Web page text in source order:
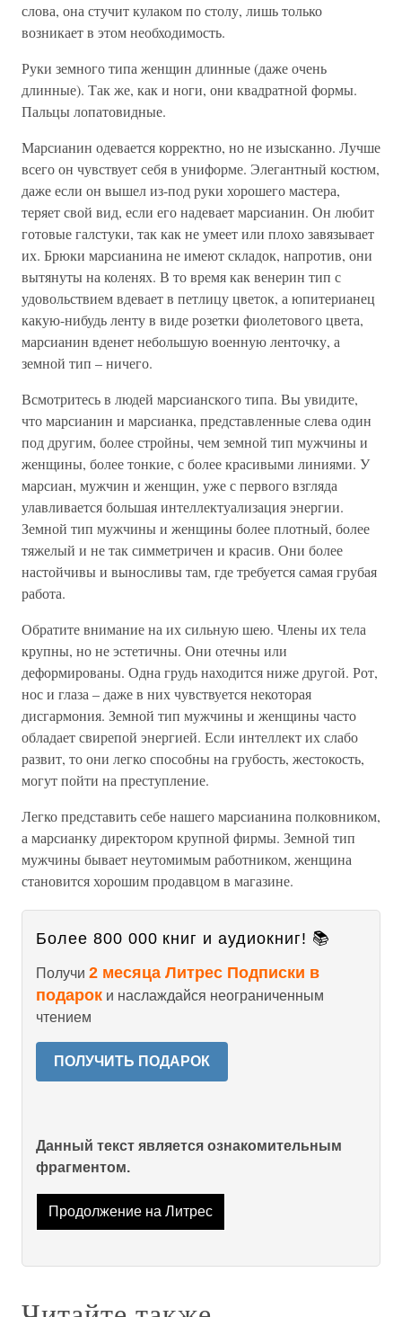
слова, она стучит кулаком по столу, лишь только
возникает в этом необходимость.
Руки земного типа женщин длинные (даже очень
длинные). Так же, как и ноги, они квадратной формы.
Пальцы лопатовидные.
Марсианин одевается корректно, но не изысканно. Лучше
всего он чувствует себя в униформе. Элегантный костюм,
даже если он вышел из-под руки хорошего мастера,
теряет свой вид, если его надевает марсианин. Он любит
готовые галстуки, так как не умеет или плохо завязывает
их. Брюки марсианина не имеют складок, напротив, они
вытянуты на коленях. В то время как венерин тип с
удовольствием вдевает в петлицу цветок, а юпитерианец
какую-нибудь ленту в виде розетки фиолетового цвета,
марсианин вденет небольшую военную ленточку, а
земной тип – ничего.
Всмотритесь в людей марсианского типа. Вы увидите,
что марсианин и марсианка, представленные слева один
под другим, более стройны, чем земной тип мужчины и
женщины, более тонкие, с более красивыми линиями. У
марсиан, мужчин и женщин, уже с первого взгляда
улавливается большая интеллектуализация энергии.
Земной тип мужчины и женщины более плотный, более
тяжелый и не так симметричен и красив. Они более
настойчивы и выносливы там, где требуется самая грубая
работа.
Обратите внимание на их сильную шею. Члены их тела
крупны, но не эстетичны. Они отечны или
деформированы. Одна грудь находится ниже другой. Рот,
нос и глаза – даже в них чувствуется некоторая
дисгармония. Земной тип мужчины и женщины часто
обладает свирепой энергией. Если интеллект их слабо
развит, то они легко способны на грубость, жестокость,
могут пойти на преступление.
Легко представить себе нашего марсианина полковником,
а марсианку директором крупной фирмы. Земной тип
мужчины бывает неутомимым работником, женщина
становится хорошим продавцом в магазине.
Более 800 000 книг и аудиокниг! 📚
Получи 2 месяца Литрес Подписки в
подарок и наслаждайся неограниченным
чтением
ПОЛУЧИТЬ ПОДАРОК
Данный текст является ознакомительным
фрагментом.
Продолжение на Литрес